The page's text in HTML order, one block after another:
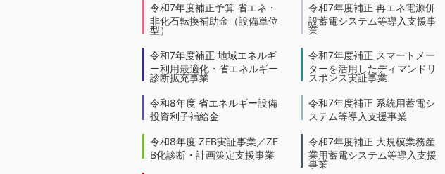
令和7年度補正予算 省エネ・
非化石転換補助金（設備単位
型）
令和7年度補正 地域エネルギ
ー利用最適化・省エネルギー
診断拡充事業
令和8年度 省エネルギー設備
投資利子補給金
令和8年度 ZEB実証事業／ZE
B化診断・計画策定支援事業
令和7年度補正 再エネ電源併
設蓄電システム等導入支援事
業
令和7年度補正 スマートメー
ターを活用したディマンドリ
スポンス実証事業
令和7年度補正 系統用蓄電シ
ステム等導入支援事業
令和7年度補正 大規模業務産
業用蓄電システム等導入支援
事業